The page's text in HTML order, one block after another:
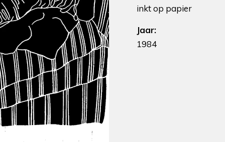
inkt op papier
Jaar:
1984